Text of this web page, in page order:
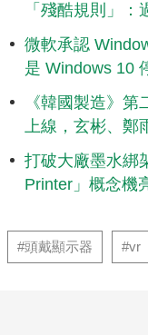
「殘酷規則」
微軟承認
是 Windows 10
《韓國製造》
上線，玄彬、鄭
打破大廠墨水綁
Printer」概念機
#頭戴顯示器 #vr